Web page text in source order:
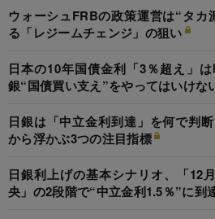
ウォーシュFRBの政策運営は“タ
る「レジームチェンジ」の狙い
日本の10年国債金利「3％超え」
銀“国債買い支え”をやってはいけな
日銀は「中立金利到達」を何で判
から浮かぶ3つの注目指標
日銀利上げの基本シナリオ、「12
央」の2段階で“中立金利1.5％”に到